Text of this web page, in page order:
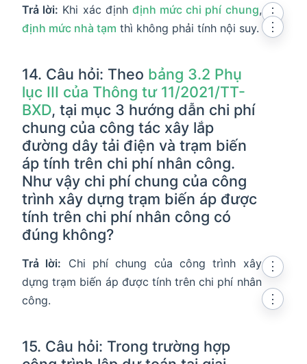
Trả lời: Khi xác định định mức chi phí chung,
định mức nhà tạm thì không phải tính nội suy.
⋮
14. Câu hỏi: Theo bảng 3.2 Phụ
lục III của Thông tư 11/2021/TT-
BXD, tại mục 3 hướng dẫn chi phí
chung của công tác xây lắp
đường dây tải điện và trạm biến
áp tính trên chi phí nhân công.
Như vậy chi phí chung của công
trình xây dựng trạm biến áp được
tính trên chi phí nhân công có
đúng không?
⋮
Trả lời: Chi phí chung của công trình xây
dựng trạm biến áp được tính trên chi phí nhân
công.
⋮
15. Câu hỏi: Trong trường hợp
⋮